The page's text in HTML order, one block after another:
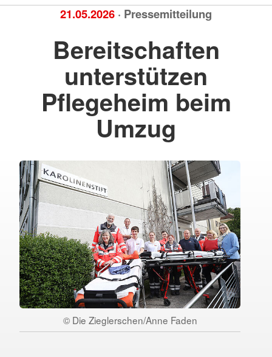
21.05.2026 · Pressemitteilung
Bereitschaften
unterstützen
Pflegeheim beim
Umzug
© Die Zieglerschen/Anne Faden